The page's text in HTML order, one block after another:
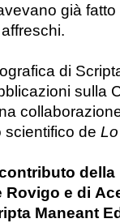
già
di
sulla
scientifico de
Rovigo e di
Maneant